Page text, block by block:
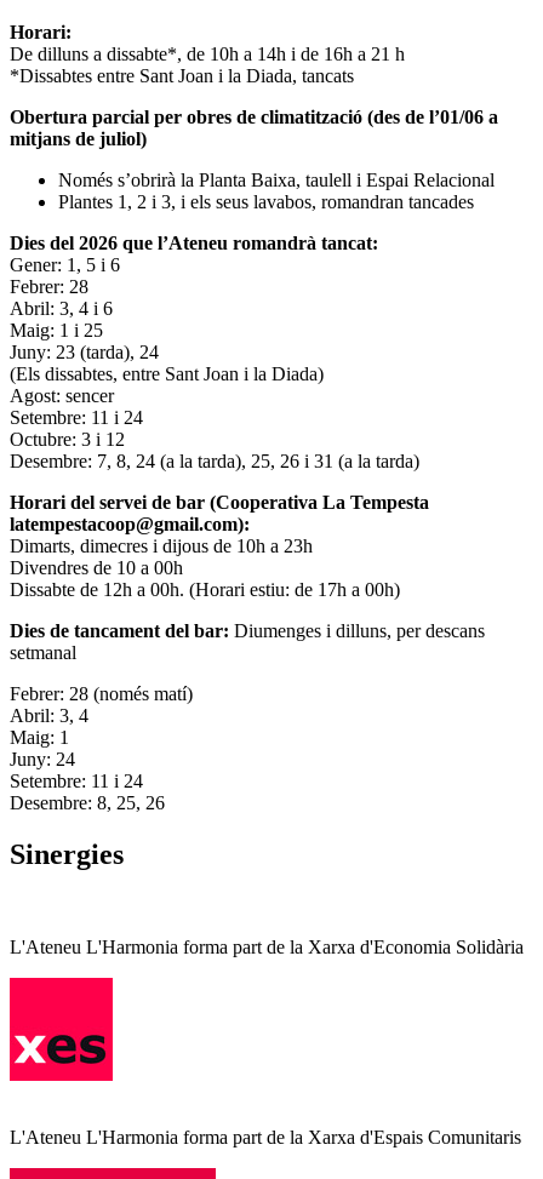
Horari:
De dilluns a dissabte*, de 10h a 14h i de 16h a 21 h
*Dissabtes entre Sant Joan i la Diada, tancats
Obertura parcial per obres de climatització (des de l’01/06 a
mitjans de juliol)
Només s’obrirà la Planta Baixa, taulell i Espai Relacional
Plantes 1, 2 i 3, i els seus lavabos, romandran tancades
Dies del 2026 que l’Ateneu romandrà tancat:
Gener: 1, 5 i 6
Febrer: 28
Abril: 3, 4 i 6
Maig: 1 i 25
Juny: 23 (tarda), 24
(Els dissabtes, entre Sant Joan i la Diada)
Agost: sencer
Setembre: 11 i 24
Octubre: 3 i 12
Desembre: 7, 8, 24 (a la tarda), 25, 26 i 31 (a la tarda)
Horari del servei de bar (Cooperativa La Tempesta
latempestacoop@gmail.com):
Dimarts, dimecres i dijous de 10h a 23h
Divendres de 10 a 00h
Dissabte de 12h a 00h. (Horari estiu: de 17h a 00h)
Dies de tancament del bar: Diumenges i dilluns, per descans
setmanal
Febrer: 28 (només matí)
Abril: 3, 4
Maig: 1
Juny: 24
Setembre: 11 i 24
Desembre: 8, 25, 26
Sinergies
L'Ateneu L'Harmonia forma part de la Xarxa d'Economia Solidària
L'Ateneu L'Harmonia forma part de la Xarxa d'Espais Comunitaris